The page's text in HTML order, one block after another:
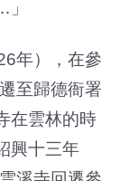
」
年），在參
至歸德衙署
在雲林的時
興十三年